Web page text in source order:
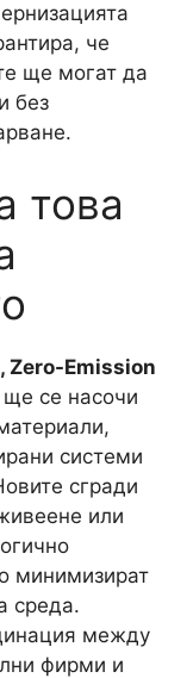
че
ще могат да
без
това
Zero-Emission
ще се насочи
системи
сгради
или
минимизират
среда.
между
фирми и